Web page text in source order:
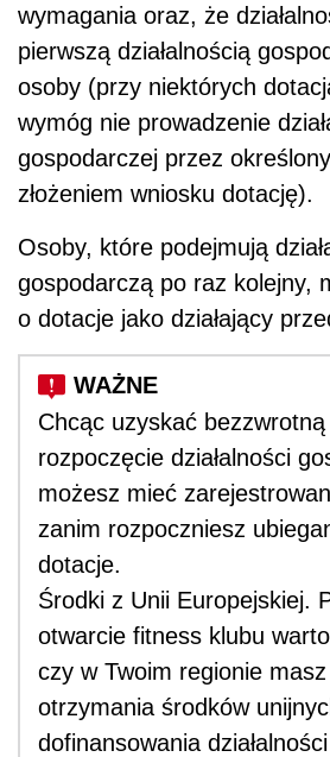
wymagania oraz, że
pierwszą działalnością
osoby (przy niektórych
wymóg nie prowadzenie
gospodarczej przez
złożeniem wniosku dotację).
Osoby, które podejmują
gospodarczą po raz kolejny,
o dotacje jako działający
Chcąc uzyskać
rozpoczęcie działalności
możesz mieć
zanim rozpoczniesz
dotacje.
Środki z Unii Europejskiej.
otwarcie fitness klubu
czy w Twoim regionie
otrzymania środków
dofinansowania